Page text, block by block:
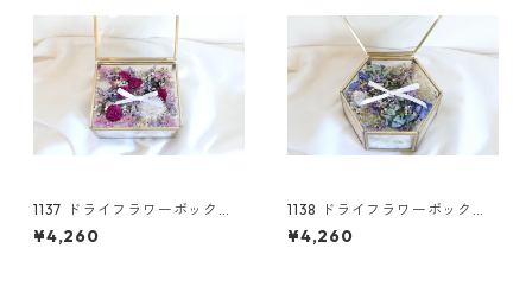
1137 ドライフラワーボックス
(L) /リングピロー
¥4,260
1138 ドライフラワーボックス
(L) /リングピロー
¥4,260